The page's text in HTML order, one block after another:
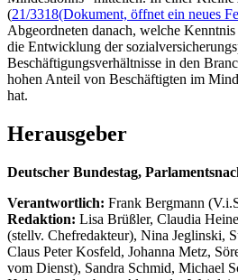
(21/3318(Dokument, öffnet ein neues
Abgeordneten danach, welche
die Entwicklung der
Beschäftigungsverhältnisse in den
hohen Anteil von Beschäftigten im
hat.
Herausgeber
Deutscher Bundestag,
Verantwortlich: Frank Bergmann
Redaktion: Lisa Brüßler, Claudia
(stellv. Chefredakteur), Nina Jeglinski,
Claus Peter Kosfeld, Johanna Metz,
vom Dienst), Sandra Schmid, Michael